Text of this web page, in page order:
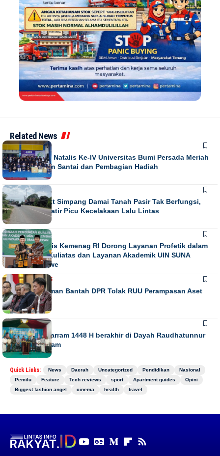
Related News
NEWS
Puncak Dies Natalis Ke-IV Universitas Bumi Persada Meriah
dengan Jalan Santai dan Pembagian Hadiah
NEWS
Running Text Simpang Damai Tanah Pasir Tak Berfungsi,
Warga Khawatir Picu Kecelakaan Lalu Lintas
NEWS
Direktur Diktis Kemenag RI Dorong Layanan Profetik dalam
Penguatan Kuliatas dan Layanan Akademik UIN SUNA
Lhokseumawe
NASIONALNEWS
Habiburokhman Bantah DPR Tolak RUU Perampasan Aset
NEWS
Gebyar Muharram 1448 H berakhir di Dayah Raudhatunnur
Alharuni Nisam
Quick Links: News Daerah Uncategorized Pendidikan
Nasional
Pemilu
Feature Tech reviews sport Apartment guides
Opini
Biggest fashion angel
cinema health travel